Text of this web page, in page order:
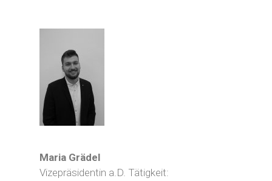
Maria Grädel
Vizepräsidentin a.D. Tätigkeit: